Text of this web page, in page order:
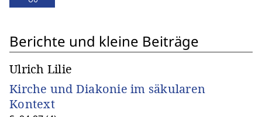
Berichte und kleine Beiträge
Ulrich Lilie
Kirche und Diakonie im säkularen
Kontext